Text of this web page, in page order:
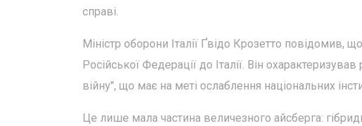
справі.
Міністр оборони Італії Ґвідо Крозетто повідомив,
Російської Федерації до Італії. Він
війну", що має на меті ослаблення національних
Це лише мала частина величезного айсберга: